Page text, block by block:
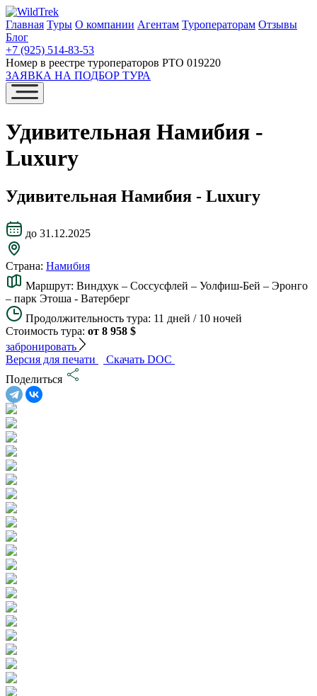
Главная Туры О компании Агентам Туроператорам Отзывы
Блог
+7 (925) 514-83-53
Номер в реестре туроператоров РТО 019220
ЗАЯВКА НА ПОДБОР ТУРА
Удивительная Намибия -
Luxury
Удивительная Намибия - Luxury
до 31.12.2025
Страна: Намибия
Маршрут: Виндхук – Соссусфлей – Уолфиш-Бей – Эронго
– парк Этоша - Ватерберг
Продолжительность тура: 11 дней / 10 ночей
Стоимость тура: от 8 958 $
забронировать
Версия для печати
Скачать DOC
Поделиться